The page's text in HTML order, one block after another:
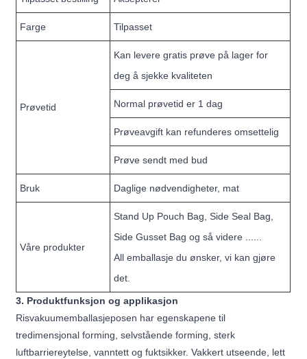
Farge Tilpasset
Prøvetid
Kan levere gratis prøve på lager for
deg å sjekke kvaliteten
Normal prøvetid er 1 dag
Prøveavgift kan refunderes omsettelig
Prøve sendt med bud
Bruk Daglige nødvendigheter, mat
Våre produkter
Stand Up Pouch Bag, Side Seal Bag,
Side Gusset Bag og så videre ......
All emballasje du ønsker, vi kan gjøre
det.
3. Produktfunksjon og applikasjon
Risvakuumemballasjeposen har egenskapene til
tredimensjonal forming, selvstående forming, sterk
luftbarriereytelse, vanntett og fuktsikker. Vakkert utseende, lett